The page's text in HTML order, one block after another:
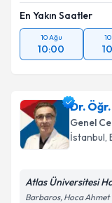
Kişisel
Metni'ni
En Yakın Saatler
10 Ağu
10:00
Dr.
Genel
İstanbul,
Atlas Üniversitesi
Barbaros, Hoca Ahmet